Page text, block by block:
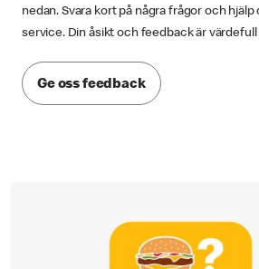
nedan. Svara kort på några frågor och
service. Din åsikt och feedback är värdefull
Ge oss feedback